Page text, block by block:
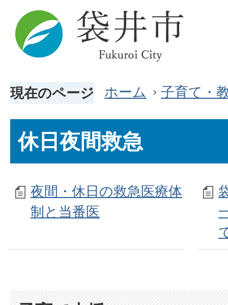
現在のページ ホーム 子育て・
休日夜間救急
夜間・休日の救急医療体
制と当番医